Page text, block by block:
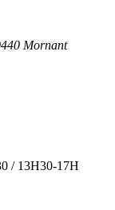
Mornant
/ 13H30-17H